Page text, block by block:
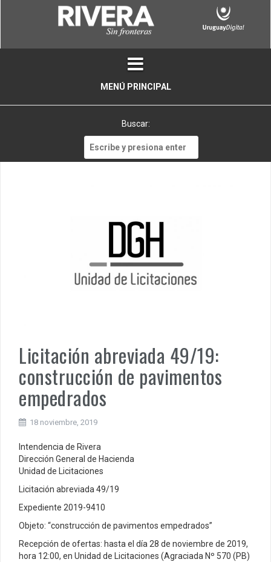
MENÚ PRINCIPAL
Buscar:
Licitación abreviada 49/19:
construcción de pavimentos
empedrados
18 noviembre, 2019
Intendencia de Rivera
Dirección General de Hacienda
Unidad de Licitaciones
Licitación abreviada 49/19
Expediente 2019-9410
Objeto: “construcción de pavimentos empedrados”
Recepción de ofertas: hasta el día 28 de noviembre de 2019,
hora 12:00, en Unidad de Licitaciones (Agraciada Nº 570 (PB)